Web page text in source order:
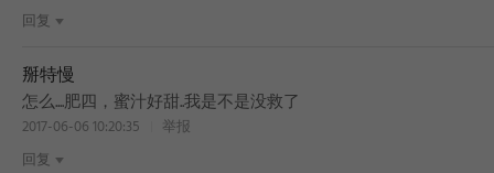
回复
掰特慢
怎么....肥四，蜜汁好甜..我是不是没救了
2017-06-06 10:20:35
举报
回复